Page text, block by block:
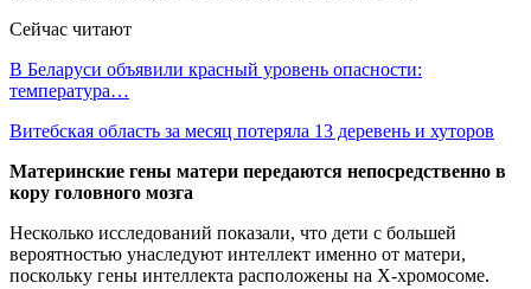
Сейчас читают
В Беларуси объявили красный уровень опасности:
температура…
Витебская область за месяц потеряла 13 деревень и хуторов
Материнские гены матери передаются непосредственно в
кору головного мозга
Несколько исследований показали, что дети с большей
вероятностью унаследуют интеллект именно от матери,
поскольку гены интеллекта расположены на Х-хромосоме.